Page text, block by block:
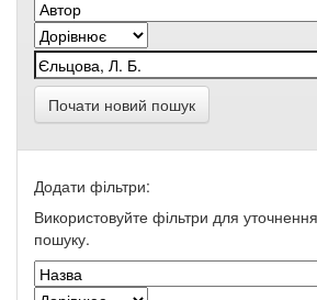
Почати новий пошук
Додати фільтри:
Використовуйте фільтри для уточнення
пошуку.